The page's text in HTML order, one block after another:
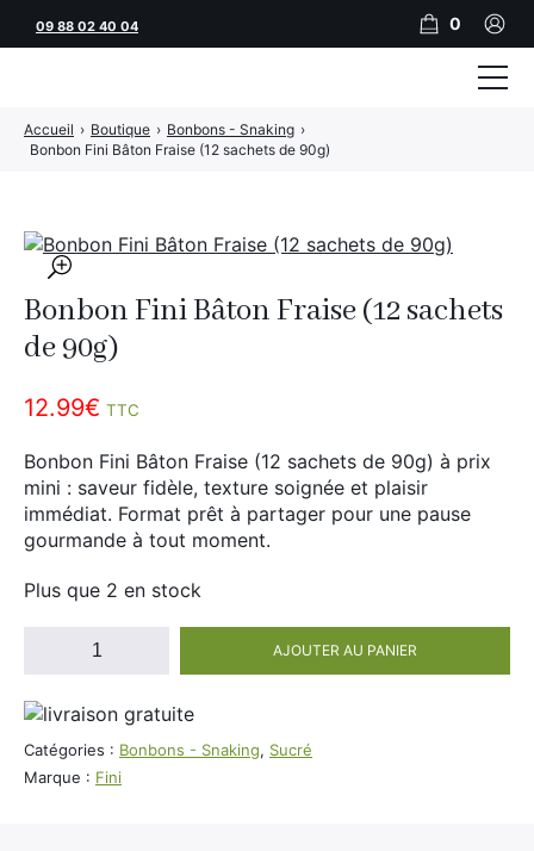
🔍
Bonbon Fini Bâton Fraise (12 sachets
de 90g)
12.99€ TTC
Bonbon Fini Bâton Fraise (12 sachets de 90g) à prix
mini : saveur fidèle, texture soignée et plaisir
immédiat. Format prêt à partager pour une pause
gourmande à tout moment.
Plus que 2 en stock
quantité
Fini
Bâton
Fraise
AJOUTER AU PANIER
Catégories : Bonbons - Snaking, Sucré
Marque : Fini
Accueil › Boutique › Bonbons - Snaking ›
Bonbon Fini Bâton Fraise (12 sachets de 90g)
09 88 02 40 04 0
Tubeuses
Feuilles
Rouleuses
JNR
Al Fakher
Cristal Puff
10ml
CBD
Divers
Nouveautés